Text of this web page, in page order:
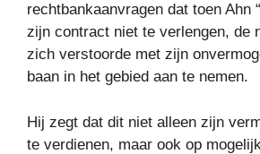
rechtbankaanvragen dat toen Ahn
zijn contract niet te verlengen, de
zich verstoorde met zijn
baan in het gebied aan te nemen.
Hij zegt dat dit niet alleen zijn
te verdienen, maar ook op